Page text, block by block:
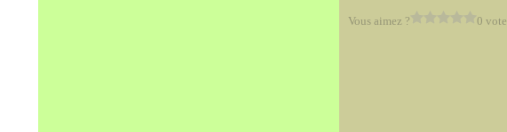
Vous aimez ? 0 vote